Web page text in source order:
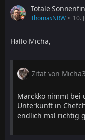
Totale
ThomasNRW 10.
Hallo Micha,
Zitat von
Marokko nimmt bei
Unterkunft in
endlich mal richtig